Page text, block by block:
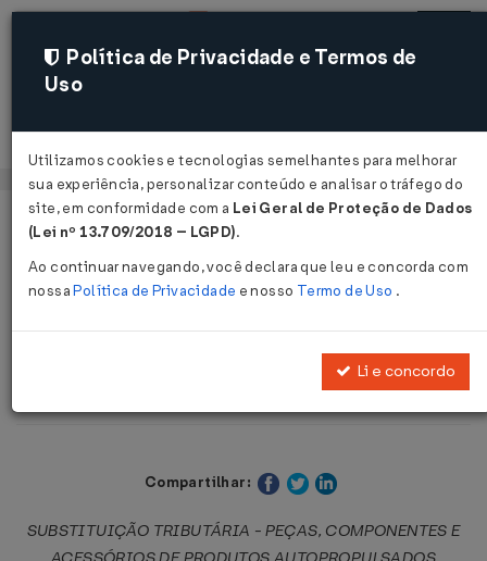
Acessar
Página Inicial
Legislações
Consulta de Contribuinte SEFAZ Nº
128 DE 28/07/2004
Compartilhar:
SUBSTITUIÇÃO TRIBUTÁRIA - PEÇAS, COMPONENTES E
Política de Privacidade e Termos de
Uso
Utilizamos cookies e tecnologias semelhantes para melhorar
sua experiência, personalizar conteúdo e analisar o tráfego do
site, em conformidade com a Lei Geral de Proteção de Dados
(Lei nº 13.709/2018 – LGPD).
Ao continuar navegando, você declara que leu e concorda com
nossaPolítica de Privacidade e nosso Termo de Uso .
Li e concordo